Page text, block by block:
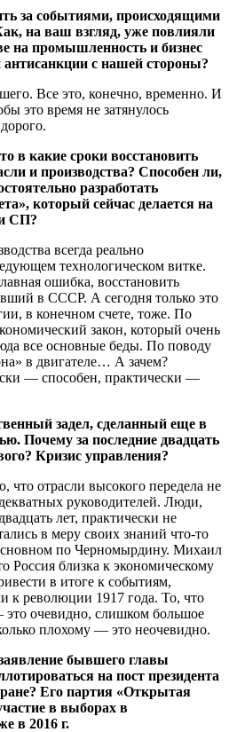
за событиями, происходящими
на ваш взгляд, уже повлияли
на промышленность и бизнес
с нашей стороны?
Все это, конечно, временно. И
это время не затянулось
в какие сроки восстановить
и производства? Способен ли,
разработать
который сейчас делается на
СП?
всегда реально
технологическом витке.
ошибка, восстановить
в СССР. А сегодня только это
в конечном счете, тоже. По
закон, который очень
все основные беды. По поводу
в двигателе… А зачем?
— способен, практически —
задел, сделанный еще в
Почему за последние двадцать
Кризис управления?
отрасли высокого передела не
руководителей. Люди,
лет, практически не
в меру своих знаний что-то
по Черномырдину. Михаил
Россия близка к экономическому
в итоге к событиям,
к революции 1917 года. То, что
очевидно, слишком большое
плохому — это неочевидно.
бывшего главы
на пост президента
Его партия «Открытая
в выборах в
в 2016 г.